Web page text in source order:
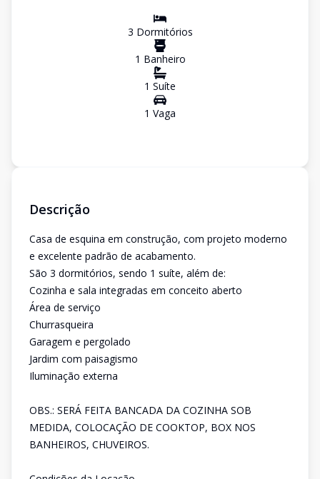
3 Dormitórios
1 Banheiro
1 Suíte
1 Vaga
Descrição
Casa de esquina em construção, com projeto moderno
e excelente padrão de acabamento.
São 3 dormitórios, sendo 1 suíte, além de:
Cozinha e sala integradas em conceito aberto
Área de serviço
Churrasqueira
Garagem e pergolado
Jardim com paisagismo
Iluminação externa
OBS.: SERÁ FEITA BANCADA DA COZINHA SOB
MEDIDA, COLOCAÇÃO DE COOKTOP, BOX NOS
BANHEIROS, CHUVEIROS.